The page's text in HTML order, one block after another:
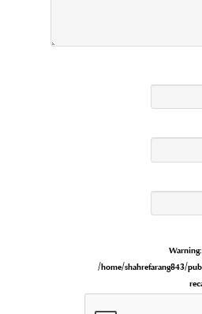
Warning
/home/shahrefarang843/